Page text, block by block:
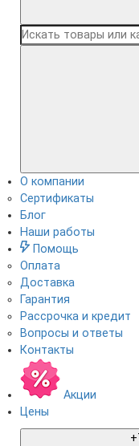
О компании
Сертификаты
Блог
Наши работы
Помощь
Оплата
Доставка
Гарантия
Рассрочка и кредит
Вопросы и ответы
Контакты
Акции
Цены